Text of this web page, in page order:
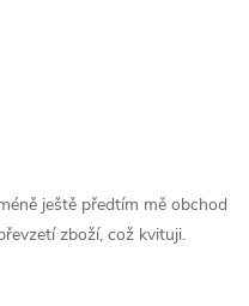
ještě předtím mě obchod
zboží, což kvituji.